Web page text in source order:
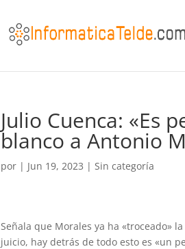
Julio Cuenca: «Es
blanco a Antonio
por | Jun 19, 2023 |Sin categoría
Señala que Morales ya ha «troceado»
juicio, hay detrás de todo esto es «un